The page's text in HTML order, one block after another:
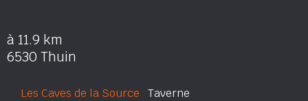
à 11.9 km
6530 Thuin
Les Caves de la Source Taverne